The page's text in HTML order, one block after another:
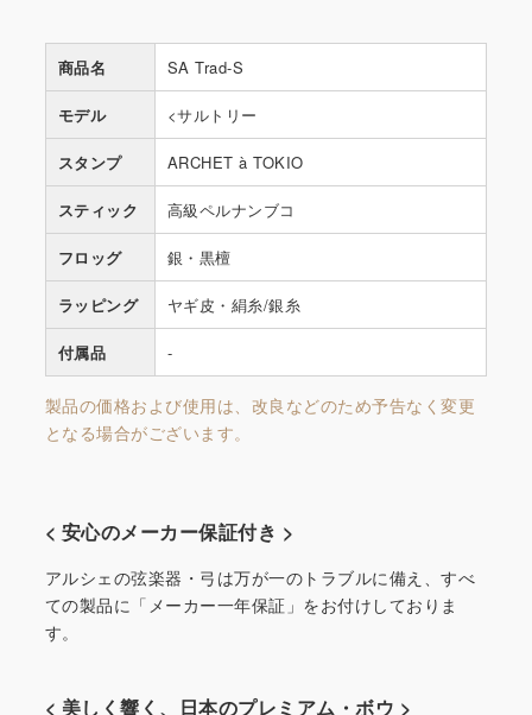
商品名 SA Trad-S
モデル <サルトリー
スタンプ ARCHET à TOKIO
スティック 高級ペルナンブコ
フロッグ 銀・黒檀
ラッピング ヤギ皮・絹糸/銀糸
付属品 -
製品の価格および使用は、改良などのため予告なく変更
となる場合がございます。
< 安心のメーカー保証付き >
アルシェの弦楽器・弓は万が一のトラブルに備え、すべ
ての製品に「メーカー一年保証」をお付けしておりま
す。
< 美しく響く、日本のプレミアム・ボウ >